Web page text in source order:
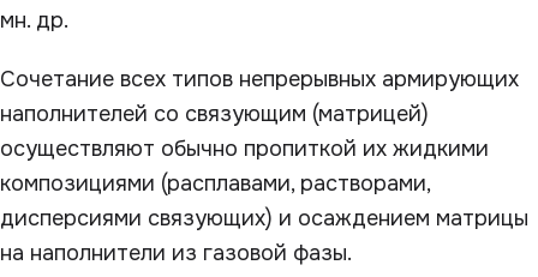
мн. др.
Сочетание всех типов непрерывных армирующих
наполнителей со связующим (матрицей)
осуществляют обычно пропиткой их жидкими
композициями (расплавами, растворами,
дисперсиями связующих) и осаждением матрицы
на наполнители из газовой фазы.